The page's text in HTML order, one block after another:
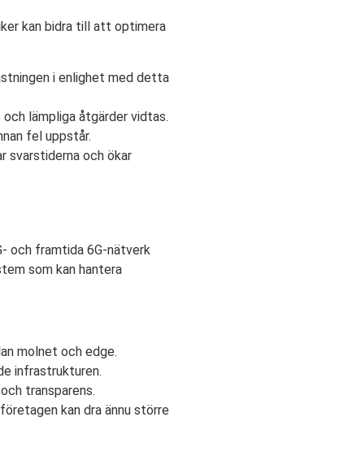
kan bidra till att optimera
i enlighet med detta
lämpliga åtgärder vidtas.
fel uppstår.
svarstiderna och ökar
och framtida 6G-nätverk
som kan hantera
molnet och edge.
infrastrukturen.
transparens.
kan dra ännu större